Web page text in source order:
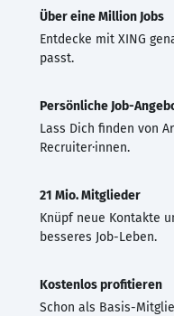
Über eine Million Jobs
Entdecke mit XING
passt.
Persönliche Job-
Lass Dich finden von
Recruiter·innen.
21 Mio. Mitglieder
Knüpf neue Kontakte
besseres Job-Leben.
Kostenlos profitieren
Schon als Basis-